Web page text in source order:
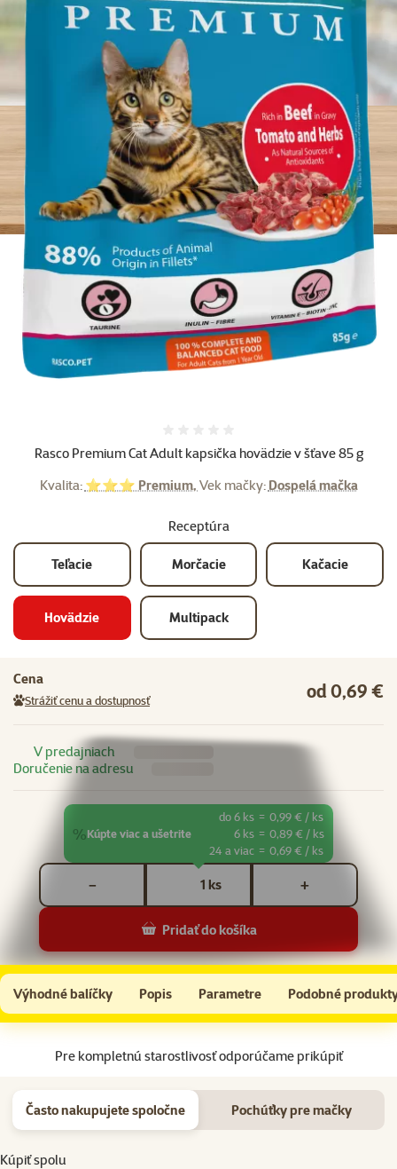
Rasco Premium Cat Adult kapsička hovädzie v šťave 85 g
Kvalita: ⭐⭐⭐ Premium, Vek mačky: Dospelá mačka
Receptúra
Teľacie Morčacie Kačacie
Hovädzie Multipack
Cena
Strážiť cenu a dostupnosť od 0,69 €
V predajniach
Doručenie na adresu
ks
− +
%Kúpte viac a ušetrite
do 6 ks = 0,99 € / ks
6 ks = 0,89 € / ks
24 a viac = 0,69 € / ks
Pridať do košíka
Rasco Premium Cat Adult kapsička hovädzie v šťave 85 g
Do košíka
Výhodné balíčky Popis Parametre Podobné
Na začiatok stránky
Pre kompletnú starostlivosť odporúčame prikúpiť
Často nakupujete spoločne Pochúťky pre mačky
Kúpiť spolu